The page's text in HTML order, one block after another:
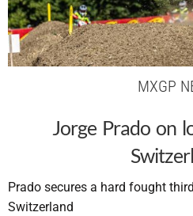
MXGP
Jorge Prado on
Prado secures a hard fought
Switzerland